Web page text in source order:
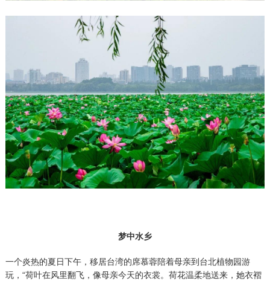
梦中水乡
一个炎热的夏日下午，移居台湾的席慕蓉陪着母亲到台北植物园游
玩，“荷叶在风里翻飞，像母亲今天的衣裳。荷花温柔地送来，她衣褶